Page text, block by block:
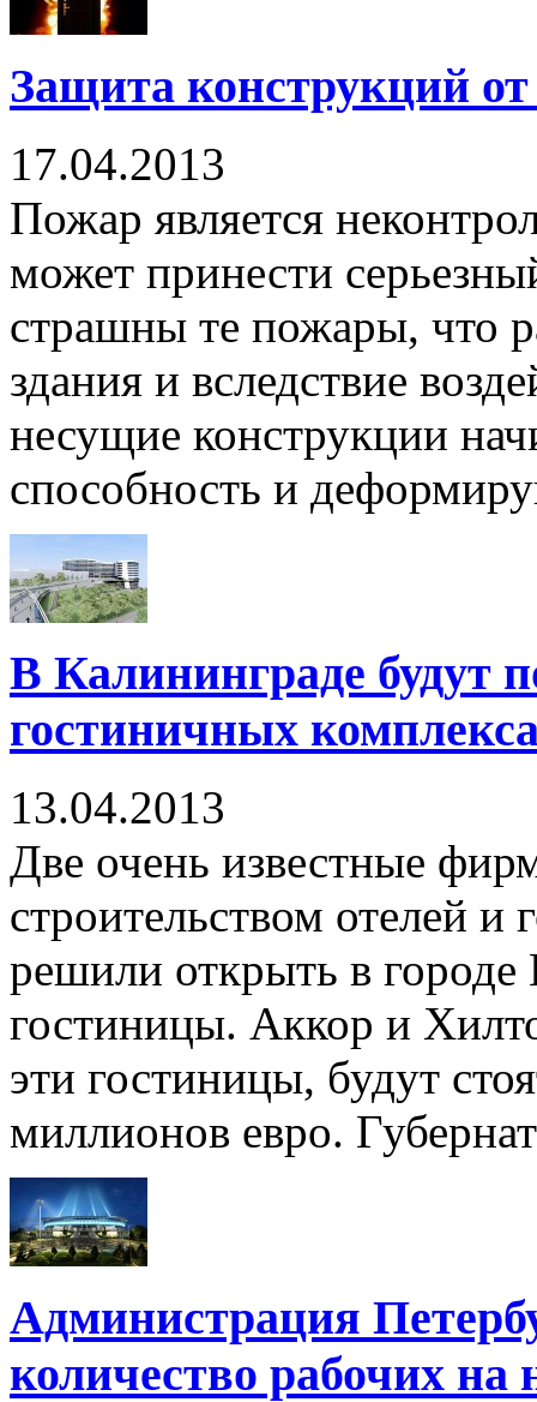
Защита конструкций
17.04.2013
Пожар является
может принести
страшны те пожары, что
здания и вследствие
несущие конструкции
способность и
В Калининграде будут
гостиничных
13.04.2013
Две очень известные
строительством отелей
решили открыть в
гостиницы. Аккор и
эти гостиницы, будут
миллионов евро.
Администрация
количество рабочих на